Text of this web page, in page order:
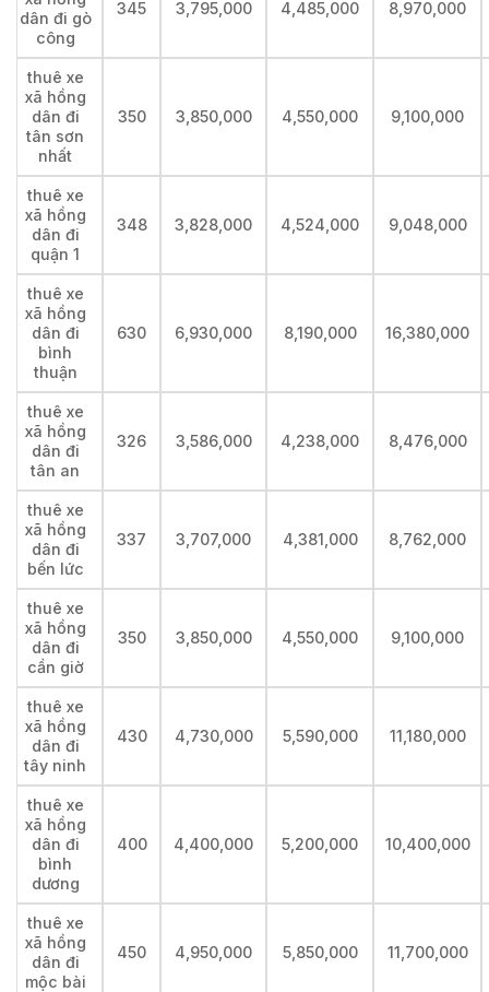
dân đi gò
công
345 3,795,000 4,485,000 8,970,000
thuê xe
xã hồng
dân đi
tân sơn
nhất
350 3,850,000 4,550,000 9,100,000
thuê xe
xã hồng
dân đi
quận 1
348 3,828,000 4,524,000 9,048,000
thuê xe
xã hồng
dân đi
bình
thuận
630 6,930,000 8,190,000 16,380,000
thuê xe
xã hồng
dân đi
tân an
326 3,586,000 4,238,000 8,476,000
thuê xe
xã hồng
dân đi
bến lức
337 3,707,000 4,381,000 8,762,000
thuê xe
xã hồng
dân đi
cần giờ
350 3,850,000 4,550,000 9,100,000
thuê xe
xã hồng
dân đi
tây ninh
430 4,730,000 5,590,000 11,180,000
thuê xe
xã hồng
dân đi
bình
dương
400 4,400,000 5,200,000 10,400,000
thuê xe
xã hồng
dân đi
mộc bài
450 4,950,000 5,850,000 11,700,000